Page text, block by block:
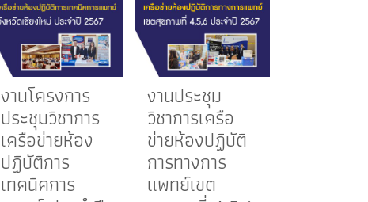
งานโครงการ
ประชุมวิชาการ
เครือข่ายห้อง
ปฏิบัติการ
เทคนิคการ
งานประชุม
วิชาการเครือ
ข่ายห้องปฏิบัติ
การทางการ
แพทย์เขต